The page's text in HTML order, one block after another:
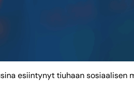
esiintynyt tiuhaan sosiaalisen